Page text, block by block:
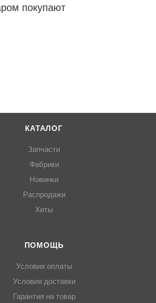
покупают
КАТАЛОГ
Запчасти
Фабрики
Новинки
Распродажи
Хиты
ПОМОЩЬ
Условия оплаты
Условия доставки
Гарантия на товар